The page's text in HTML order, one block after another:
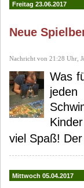
Freitag 23.06.2017
Neue
Nachricht von 21:28 Uhr,
Was
viel Spaß!
Mittwoch 05.04.2017